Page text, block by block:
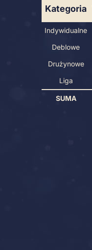
Kategoria
Indywidualne
Deblowe
Drużynowe
Liga
SUMA